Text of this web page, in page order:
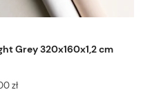
Grey 320x160x1,2 cm
zł